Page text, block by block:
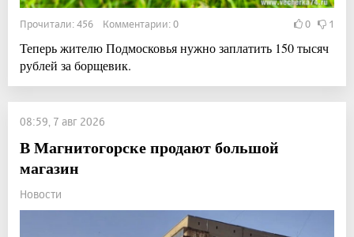
Прочитали: 456 Комментарии: 0 0 1
Теперь жителю Подмосковья нужно заплатить 150 тысяч
рублей за борщевик.
08:59, 7 авг 2026
В Магнитогорске продают большой
магазин
Новости